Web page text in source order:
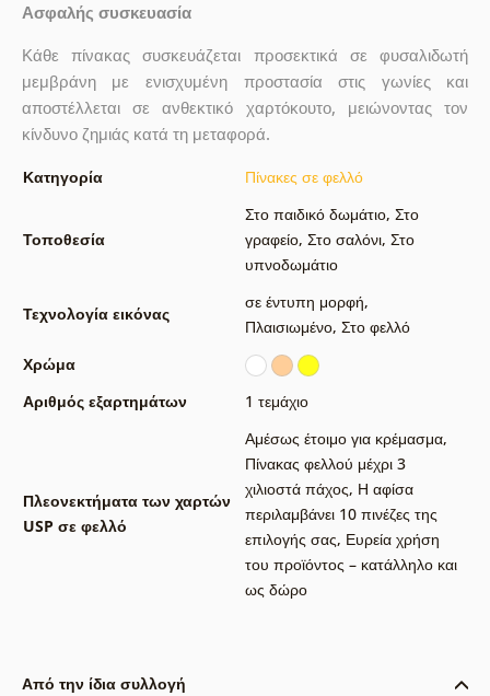
Ασφαλής συσκευασία
Κάθε πίνακας συσκευάζεται προσεκτικά σε φυσαλιδωτή
μεμβράνη με ενισχυμένη προστασία στις γωνίες και
αποστέλλεται σε ανθεκτικό χαρτόκουτο, μειώνοντας τον
κίνδυνο ζημιάς κατά τη μεταφορά.
Κατηγορία Πίνακες σε φελλό
Τοποθεσία
Στο παιδικό δωμάτιο, Στο
γραφείο, Στο σαλόνι, Στο
υπνοδωμάτιο
Τεχνολογία εικόνας
σε έντυπη μορφή,
Πλαισιωμένο, Στο φελλό
Χρώμα
Αριθμός εξαρτημάτων
1 τεμάχιο
Πλεονεκτήματα των χαρτών
USP σε φελλό
Αμέσως έτοιμο για κρέμασμα,
Πίνακας φελλού μέχρι 3
χιλιοστά πάχος, Η αφίσα
περιλαμβάνει 10 πινέζες της
επιλογής σας, Ευρεία χρήση
του προϊόντος – κατάλληλο και
ως δώρο
Από την ίδια συλλογή